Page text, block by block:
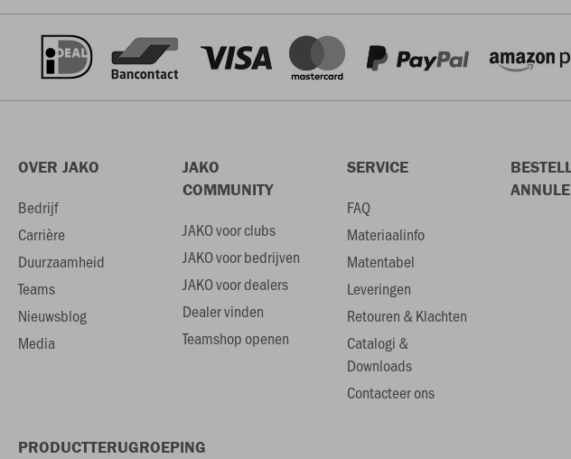
OVER JAKO
Bedrijf
Carrière
Duurzaamheid
Teams
Nieuwsblog
Media
JAKO
COMMUNITY
JAKO voor clubs
JAKO voor bedrijven
JAKO voor dealers
Dealer vinden
Teamshop openen
SERVICE
FAQ
Materiaalinfo
Matentabel
Leveringen
Retouren & Klachten
Catalogi &
Downloads
Contacteer ons
PRODUCTTERUGROEPING